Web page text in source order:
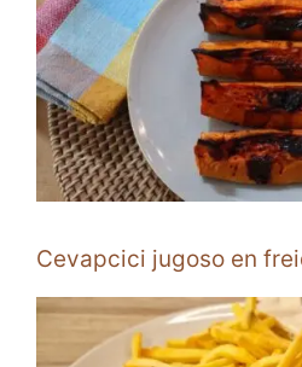
Cevapcici jugoso en